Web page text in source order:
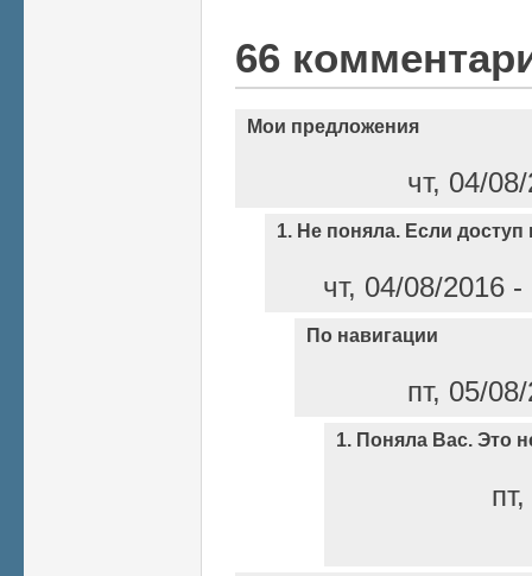
66
Мои предложения
чт, 04/
1. Не поняла. Если доступ
чт, 04/08/2016
По навигации
пт, 05/
1. Поняла Вас. Это